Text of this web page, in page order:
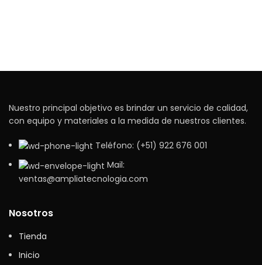
Nuestro principal objetivo es brindar un servicio de calidad,
con equipo y materiales a la medida de nuestros clientes.
Teléfono: (+51) 922 676 001
Mail:
ventas@ampliatecnologia.com
Nosotros
Tienda
Inicio